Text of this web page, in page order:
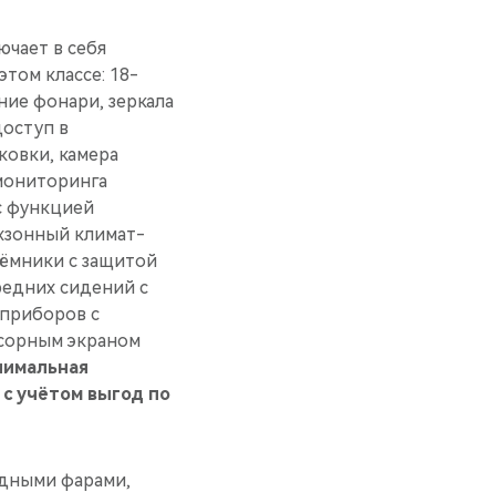
в себя
классе: 18-
фонари, зеркала
в
камера
функцией
климат-
с защитой
сидений c
с
экраном
с учётом выгод по
фарами,